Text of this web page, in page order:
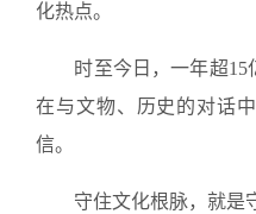
化热点。
时至今日，一年超15
在与文物、历史的对话
信。
守住文化根脉，就是守